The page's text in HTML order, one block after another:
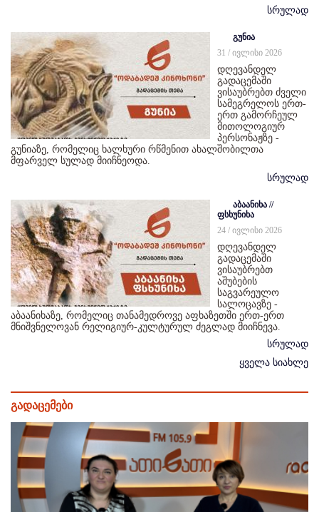
სრულად
გუნია
31 / ივლისი 2026
დღევანდელ
გადაცემაში
ვისაუბრებთ ძველი
სამეგრელოს ერთ-
ერთ გამორჩეულ
მითოლოგიურ
პერსონაჟზე -
გუნიაზე, რომელიც ხალხური რწმენით ახალშობილთა
მფარველ სულად მიიჩნეოდა.
სრულად
აბაანიხა //
ფსხუნიხა
24 / ივლისი 2026
დღევანდელ
გადაცემაში
ვისაუბრებთ
აშუბების
საგვარეულო
სალოცავზე -
აბაანიხაზე, რომელიც თანამედროვე აფხაზეთში ერთ-ერთ
მნიშვნელოვან რელიგიურ-კულტურულ ძეგლად მიიჩნევა.
სრულად
ყველა სიახლე
გადაცემები